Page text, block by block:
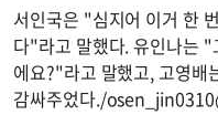
서인국은 "심지어 이거 한
다"라고 말했다. 유인나는 "
에요?"라고 말했고, 고영
감싸주었다./